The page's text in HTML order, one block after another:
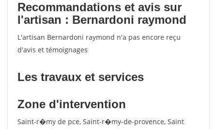
Recommandations et avis sur
l'artisan : Bernardoni raymond
L'artisan Bernardoni raymond n'a pas encore reçu
d'avis et témoignages
Les travaux et services
Zone d'intervention
Saint-r�my de pce, Saint-r�my-de-provence, Saint